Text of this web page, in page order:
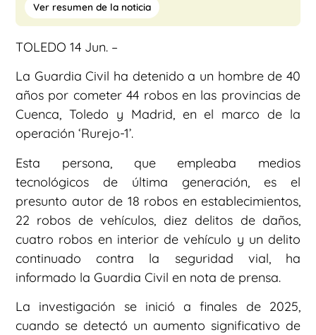
Ver resumen de la noticia
TOLEDO 14 Jun. –
La Guardia Civil ha detenido a un hombre de 40
años por cometer 44 robos en las provincias de
Cuenca, Toledo y Madrid, en el marco de la
operación ‘Rurejo-1’.
Esta persona, que empleaba medios
tecnológicos de última generación, es el
presunto autor de 18 robos en establecimientos,
22 robos de vehículos, diez delitos de daños,
cuatro robos en interior de vehículo y un delito
continuado contra la seguridad vial, ha
informado la Guardia Civil en nota de prensa.
La investigación se inició a finales de 2025,
cuando se detectó un aumento significativo de